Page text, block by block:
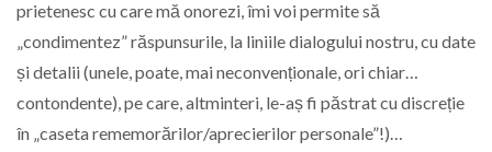
prietenesc cu care mă onorezi, îmi voi permite să
„condimentez” răspunsurile, la liniile dialogului nostru, cu date
și detalii (unele, poate, mai neconvenționale, ori chiar…
contondente), pe care, altminteri, le-aș fi păstrat cu discreție
în „caseta rememorărilor/aprecierilor personale”!)…